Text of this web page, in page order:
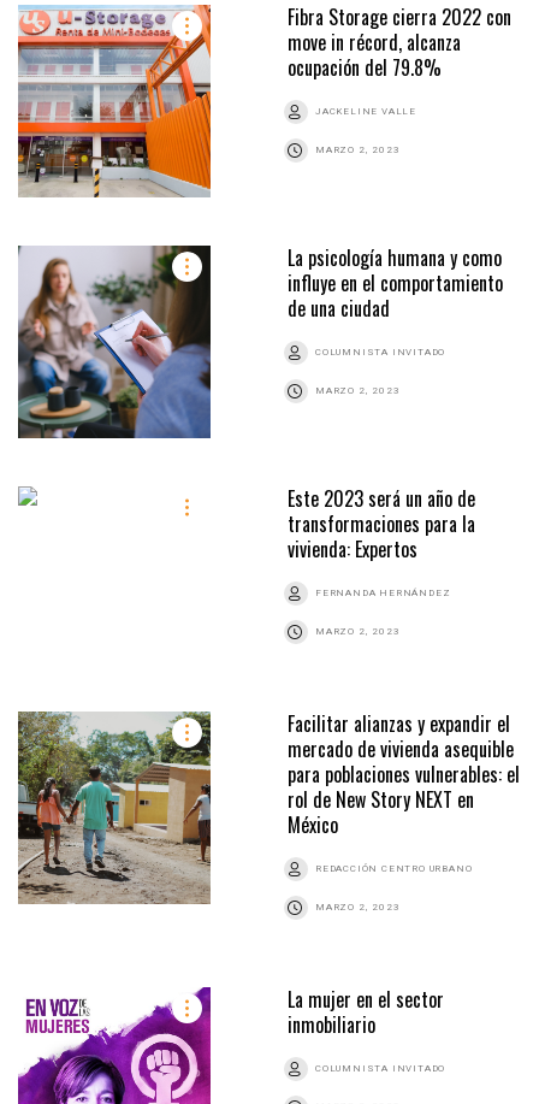
Fibra Storage cierra 2022 con
move in récord, alcanza
ocupación del 79.8%
JACKELINE VALLE
MARZO 2, 2023
La psicología humana y como
influye en el comportamiento
de una ciudad
COLUMNISTA INVITADO
MARZO 2, 2023
Este 2023 será un año de
transformaciones para la
vivienda: Expertos
FERNANDA HERNÁNDEZ
MARZO 2, 2023
Facilitar alianzas y expandir el
mercado de vivienda asequible
para poblaciones vulnerables: el
rol de New Story NEXT en
México
REDACCIÓN CENTRO URBANO
MARZO 2, 2023
La mujer en el sector
inmobiliario
COLUMNISTA INVITADO